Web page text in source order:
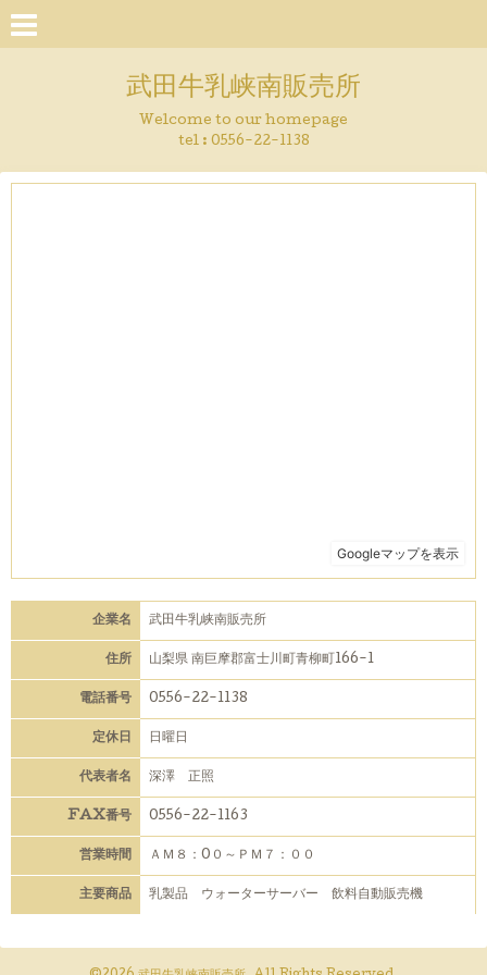
武田牛乳峡南販売所
Welcome to our homepage
tel : 0556-22-1138
企業名 武田牛乳峡南販売所
住所 山梨県 南巨摩郡富士川町青柳町166-1
電話番号 0556-22-1138
定休日 日曜日
代表者名 深澤 正照
FAX番号 0556-22-1163
営業時間 ＡＭ８：0０～ＰＭ７：００
主要商品 乳製品 ウォーターサーバー 飲料自動販売機